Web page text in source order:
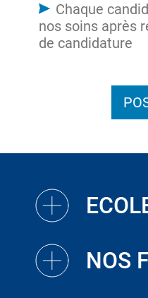
Chaque
nos soins après
de candidature
NOS